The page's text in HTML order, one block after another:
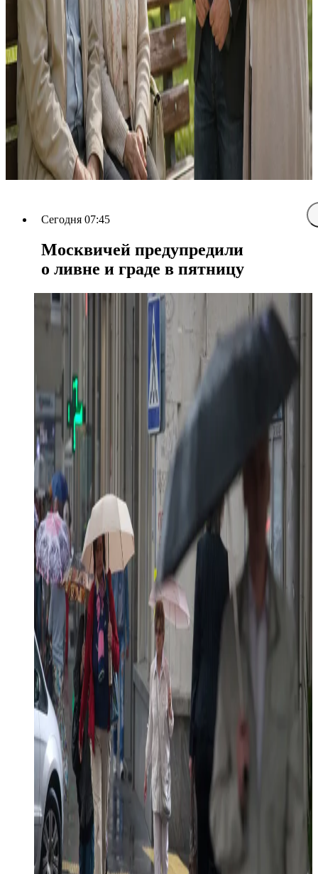
Сегодня 07:45
Москвичей предупредили
о ливне и граде в пятницу